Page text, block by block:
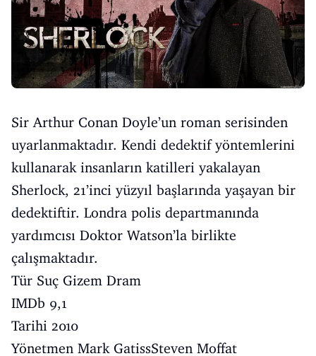
Sir Arthur Conan Doyle’un roman serisinden
uyarlanmaktadır. Kendi dedektif yöntemlerini
kullanarak insanların katilleri yakalayan
Sherlock, 21’inci yüzyıl başlarında yaşayan bir
dedektiftir. Londra polis departmanında
yardımcısı Doktor Watson’la birlikte
çalışmaktadır.
Tür Suç Gizem Dram
IMDb 9,1
Tarihi 2010
Yönetmen Mark GatissSteven Moffat